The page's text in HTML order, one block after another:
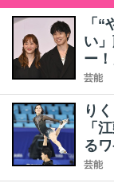
「
い
ー
芸能
り
「
る
芸能